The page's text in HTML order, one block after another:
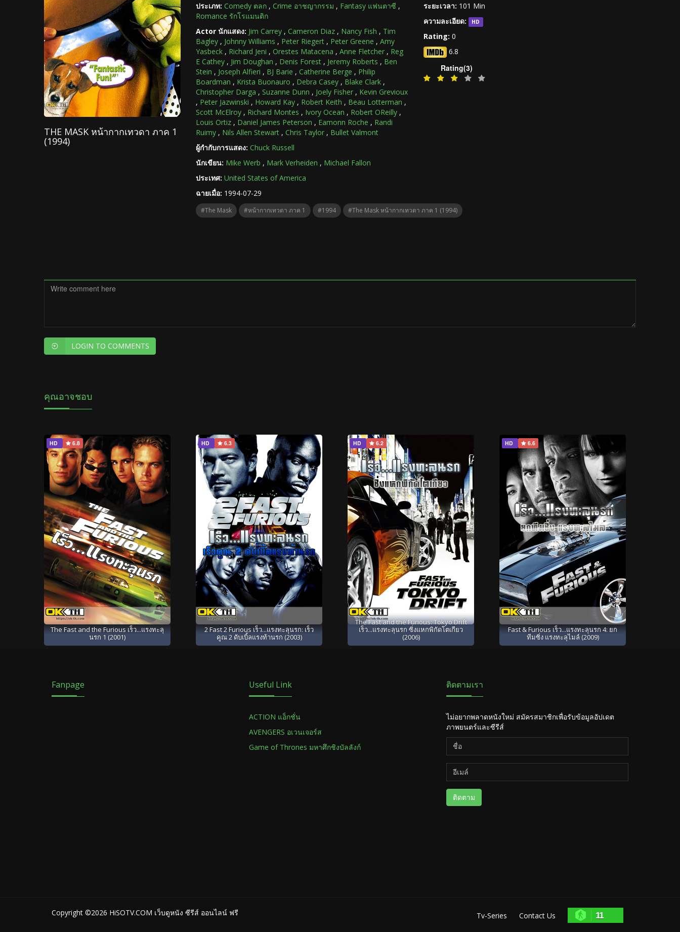
THE MASK หน้ากากเทวดา ภาค 1
(1994)
ประเภท: Comedy ตลก , Crime อาชญากรรม , Fantasy แฟนตาซี ,
Romance รักโรแมนติก
Actor นักแสดง: Jim Carrey , Cameron Diaz , Nancy Fish , Tim
Bagley , Johnny Williams , Peter Riegert , Peter Greene , Amy
Yasbeck , Richard Jeni , Orestes Matacena , Anne Fletcher , Reg
E Cathey , Jim Doughan , Denis Forest , Jeremy Roberts , Ben
Stein , Joseph Alfieri , BJ Barie , Catherine Berge , Philip
Boardman , Krista Buonauro , Debra Casey , Blake Clark ,
Christopher Darga , Suzanne Dunn , Joely Fisher , Kevin Grevioux
, Peter Jazwinski , Howard Kay , Robert Keith , Beau Lotterman ,
Scott McElroy , Richard Montes , Ivory Ocean , Robert OReilly ,
Louis Ortiz , Daniel James Peterson , Eamonn Roche , Randi
Ruimy , Nils Allen Stewart , Chris Taylor , Bullet Valmont
ผู้กำกับการแสดง: Chuck Russell
นักเขียน: Mike Werb , Mark Verheiden , Michael Fallon
ประเทศ: United States of America
ฉายเมื่อ: 1994-07-29
ระยะเวลา: 101 Min
ความละเอียด:
HD
Rating: 0
6.8
Rating(3)
#The Mask #หน้ากากเทวดา ภาค 1 #1994 #The Mask หน้ากากเทวดา ภาค 1 (1994)
LOGIN TO COMMENTS
คุณอาจชอบ
HD 6.8
The Fast and the Furious เร็ว...แรงทะลุ
นรก 1 (2001)
HD 6.3
2 Fast 2 Furious เร็ว...แรงทะลุนรก: เร็ว
คูณ 2 ดับเบิ้ลแรงท้านรก (2003)
HD 6.2
The Fast and the Furious: Tokyo Drift
เร็ว...แรงทะลุนรก ซิ่งแหกพิกัดโตเกียว
(2006)
HD 6.6
Fast & Furious เร็ว...แรงทะลุนรก 4: ยก
ทีมซิ่ง แรงทะลุไมล์ (2009)
Fanpage Useful Link
ACTION แอ็กชั่น
AVENGERS อเวนเจอร์ส
Game of Thrones มหาศึกชิงบัลลังก์
ติดตามเรา
ไม่อยากพลาดหนังใหม่ สมัครสมาชิกเพื่อรับข้อมูลอัปเดต
ภาพยนตร์และซีรีส์
ติดตาม
Copyright ©2026 HiSOTV.COM เว็บดูหนัง ซีรีส์ ออนไลน์ ฟรี Tv-Series Contact Us 11